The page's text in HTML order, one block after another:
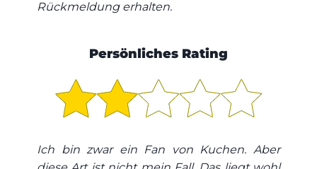
Rückmeldung erhalten.
Persönliches Rating
Ich bin zwar ein Fan von Kuchen. Aber